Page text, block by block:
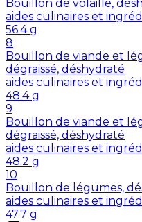
Bouillon de volaille,
aides culinaires et
56.4 g
8
Bouillon de viande et
dégraissé, déshydraté
aides culinaires et
48.4 g
9
Bouillon de viande et
dégraissé, déshydraté
aides culinaires et
48.2 g
10
Bouillon de légumes,
aides culinaires et
47.7 g